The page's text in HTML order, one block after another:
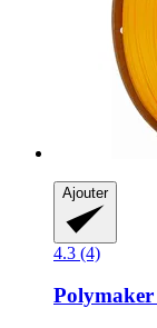
Ajouter
4.3 (4)
Polymaker